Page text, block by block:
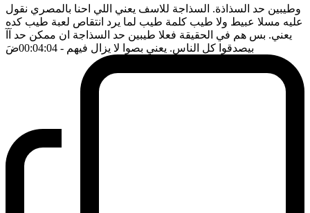
وطيبين حد السذاذة. السذاجة للاسف يعني اللي احنا بالمصري نقول
عليه مسلا عبيط ولا طيب كلمة طيب لما يرد انتقاص لعبة طيب كده
يعني. بس هم في الحقيقة فعلا طيبين حد السذاجة ان ممكن حد آآ
بيصدقوا كل الناس. يعني بصوا لا يزال فيهم - 00:04:04 ضَ